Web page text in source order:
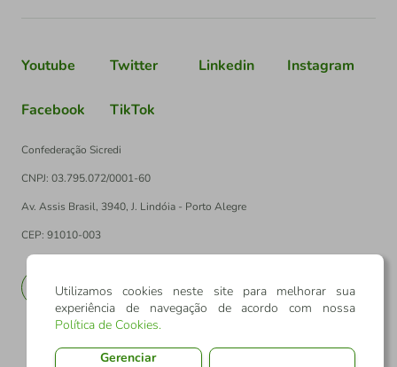
Youtube Twitter Linkedin Instagram
Facebook TikTok
Confederação Sicredi
CNPJ: 03.795.072/0001-60
Av. Assis Brasil, 3940, J. Lindóia - Porto Alegre
CEP: 91010-003
EN
Utilizamos cookies neste site para melhorar sua
experiência de navegação de acordo com nossa
Política de Cookies.
Gerenciar